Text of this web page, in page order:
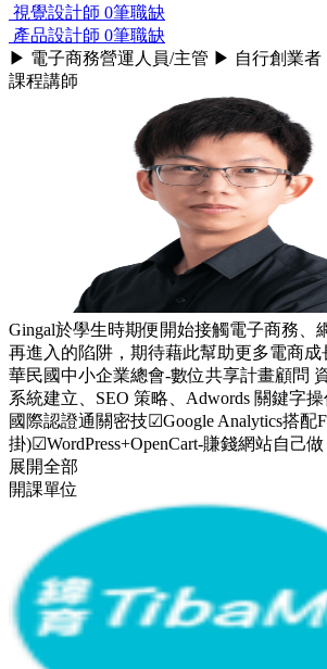
視覺設計師 0筆職缺
產品設計師 0筆職缺
▶ 電子商務營運人員/主管 ▶ 自行創業
課程講師
Gingal於學生時期便開始接觸電子商務
再進入的陷阱，期待藉此幫助更多電商
華民國中小企業總會-數位共享計畫顧問
系統建立、SEO 策略、Adwords 關鍵字
國際認證通關密技☑Google Analytics搭
掛)☑WordPress+OpenCart-賺錢網站自己
展開全部
開課單位